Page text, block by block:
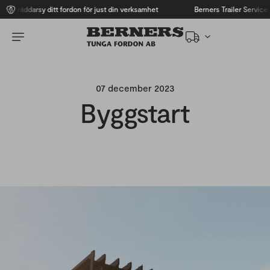
Skräddarsy ditt fordon för just din verksamhet Berners Trailer Service
07 december 2023
Byggstart